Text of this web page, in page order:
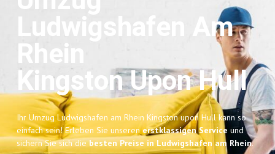
Ludwigshafen Am
Rhein
Kingston Upon Hull
Ihr Umzug Ludwigshafen am Rhein Kingston upon Hull kann so
einfach sein! Erleben Sie unserenerstklassigen Service und
sichern Sie sich diebesten Preise in Ludwigshafen am Rhein.